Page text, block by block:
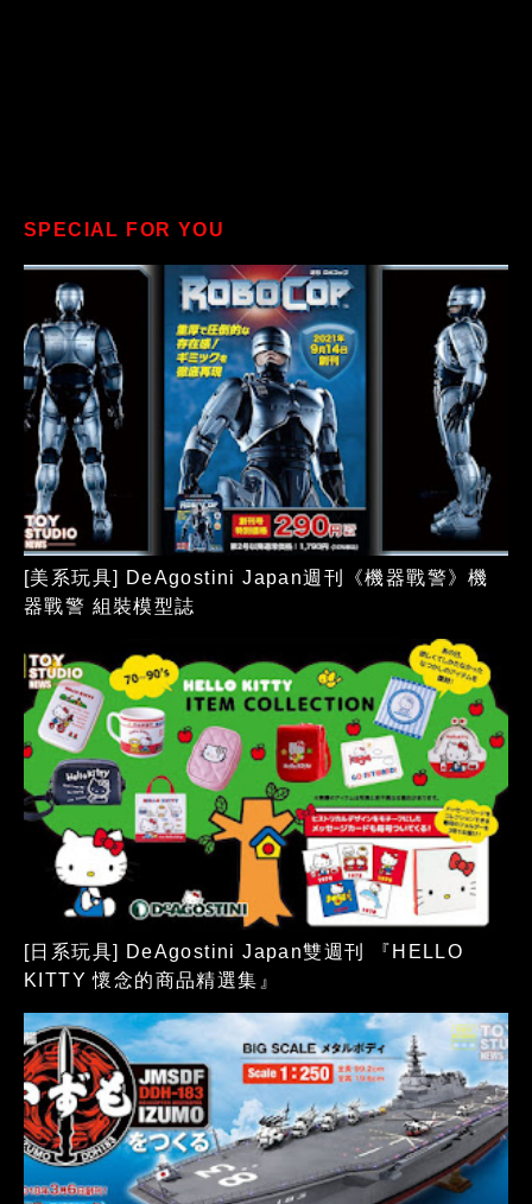
SPECIAL FOR YOU
[美系玩具] DeAgostini Japan週刊《機器戰警》機
器戰警 組裝模型誌
[日系玩具] DeAgostini Japan雙週刊 『HELLO
KITTY 懷念的商品精選集』